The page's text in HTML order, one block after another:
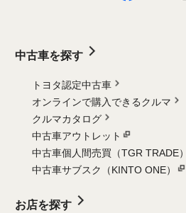
中古車を探す
トヨタ認定中古車
オンラインで購入できるクルマ
クルマカタログ
中古車アウトレット
中古車個人間売買（TGR TRADE）
中古車サブスク（KINTO ONE）
お店を探す